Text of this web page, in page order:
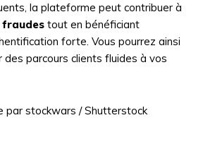
la plateforme peut contribuer à
fraudes tout en bénéficiant
forte. Vous pourrez ainsi
des parcours clients fluides à vos
par stockwars / Shutterstock